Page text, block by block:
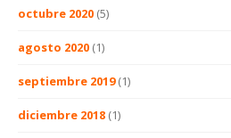
octubre 2020 (5)
agosto 2020 (1)
septiembre 2019(1)
diciembre 2018 (1)